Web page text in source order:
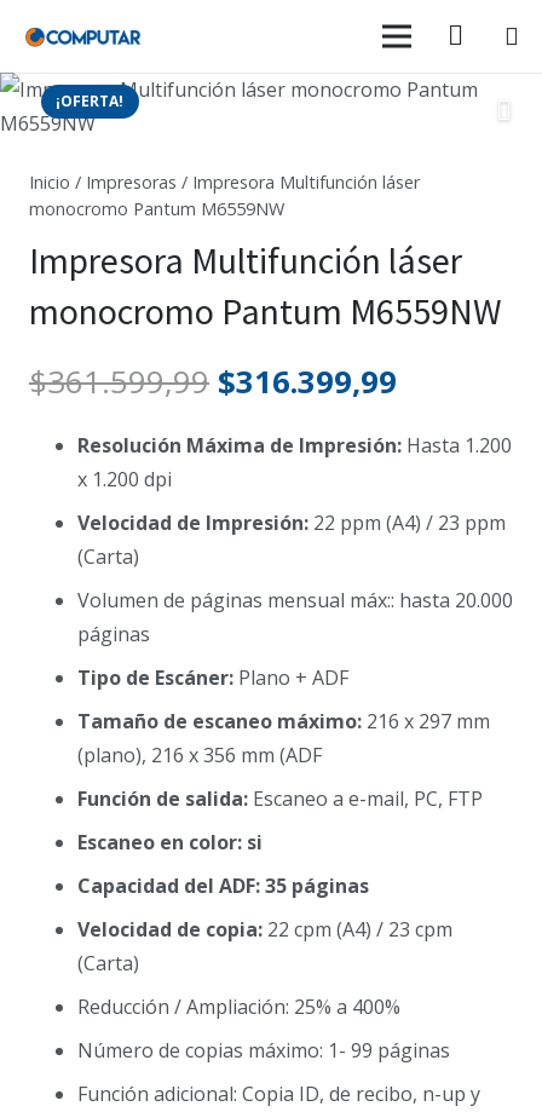
¡OFERTA!
Inicio / Impresoras / Impresora Multifunción láser
monocromo Pantum M6559NW
Impresora Multifunción láser
monocromo Pantum M6559NW
$361.599,99 El
original
$361.599,99.
$316.399,99
actual
Resolución Máxima de Impresión: Hasta 1.200
x 1.200 dpi
Velocidad de Impresión: 22 ppm (A4) / 23 ppm
(Carta)
Volumen de páginas mensual máx:: hasta 20.000
páginas
Tipo de Escáner: Plano + ADF
Tamaño de escaneo máximo: 216 x 297 mm
(plano), 216 x 356 mm (ADF
Función de salida: Escaneo a e-mail, PC, FTP
Escaneo en color: si
Capacidad del ADF: 35 páginas
Velocidad de copia: 22 cpm (A4) / 23 cpm
(Carta)
Reducción / Ampliación: 25% a 400%
Número de copias máximo: 1- 99 páginas
Función adicional: Copia ID, de recibo, n-up y